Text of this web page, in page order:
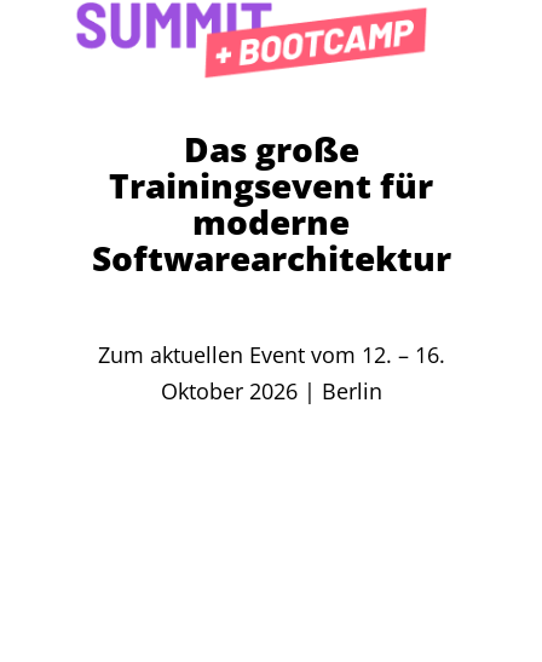
Das große
Trainingsevent für
moderne
Softwarearchitektur
Zum aktuellen Event vom 12. – 16.
Oktober 2026 | Berlin